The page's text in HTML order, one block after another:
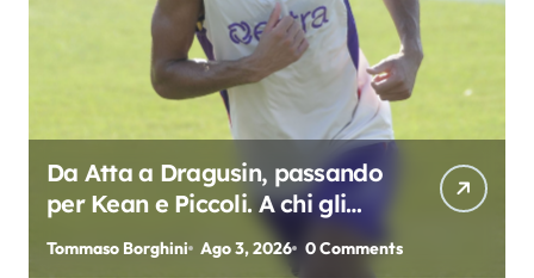
Da Atta a Dragusin, passando
per Kean e Piccoli. A chi gli
oscar del precampionato?
Tommaso Borghini Ago 3, 2026 0 Comments